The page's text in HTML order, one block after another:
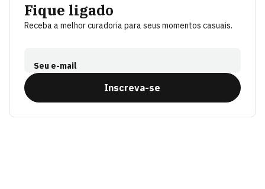
Fique ligado
Receba a melhor curadoria para seus momentos casuais.
Seu e-mail
Inscreva-se